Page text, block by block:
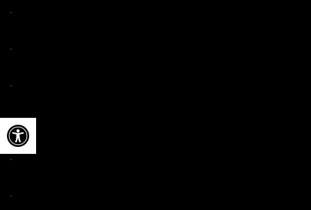
Ouvrir la barre d’outils